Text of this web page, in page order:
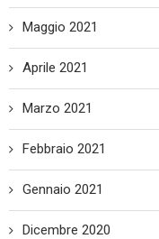
Maggio 2021
Aprile 2021
Marzo 2021
Febbraio 2021
Gennaio 2021
Dicembre 2020